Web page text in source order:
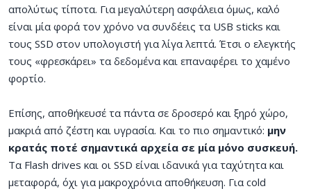
απολύτως τίποτα. Για μεγαλύτερη ασφάλεια όμως, καλό
είναι μία φορά τον χρόνο να συνδέεις τα USB sticks και
τους SSD στον υπολογιστή για λίγα λεπτά. Έτσι ο ελεγκτής
τους «φρεσκάρει» τα δεδομένα και επαναφέρει το χαμένο
φορτίο.
Επίσης, αποθήκευσέ τα πάντα σε δροσερό και ξηρό χώρο,
μακριά από ζέστη και υγρασία. Και το πιο σημαντικό: μην
κρατάς ποτέ σημαντικά αρχεία σε μία μόνο συσκευή.
Τα Flash drives και οι SSD είναι ιδανικά για ταχύτητα και
μεταφορά, όχι για μακροχρόνια αποθήκευση. Για cold